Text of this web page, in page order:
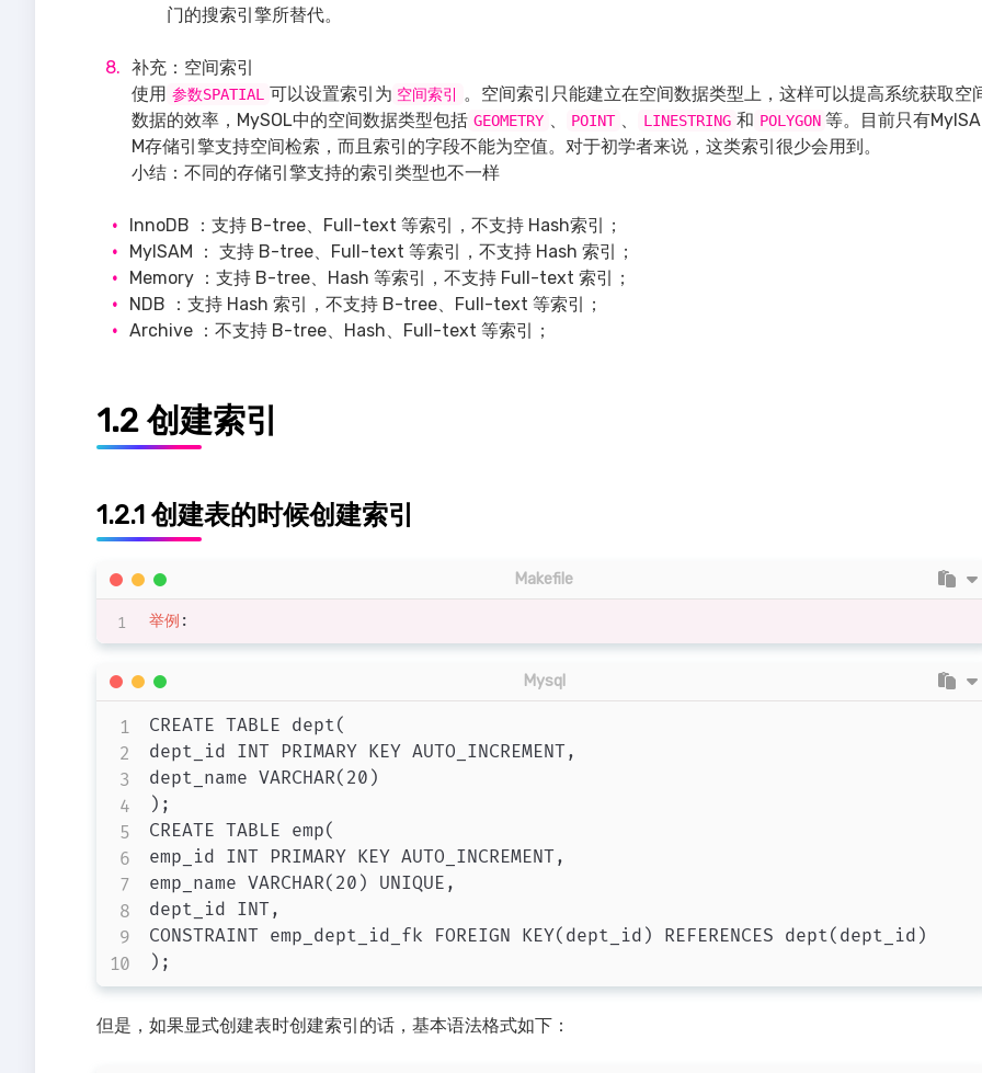
门的搜索引擎所替代。
补充：空间索引
使用 参数SPATIAL 可以设置索引为 空间索引
。空间索引只能建立在空间数据类型上，这样可以提高系统获取空
数据的效率，MySOL中的空间数据类型包括 GEOMETRY 、 POINT 、 LINESTRING 和 POLYGON 等。目前只有MyISA
M存储引擎支持空间检索，而且索引的字段不能为空值。对于初学者来说，这类索引很少会用到。
小结：不同的存储引擎支持的索引类型也不一样
InnoDB ：支持 B-tree、Full-text 等索引，不支持 Hash索引；
MyISAM ： 支持 B-tree、Full-text 等索引，不支持 Hash 索引；
Memory ：支持 B-tree、Hash 等索引，不支持 Full-text 索引；
NDB ：支持 Hash 索引，不支持 B-tree、Full-text 等索引；
Archive ：不支持 B-tree、Hash、Full-text 等索引；
1.2 创建索引
1.2.1 创建表的时候创建索引
举例 :
Makefile
CREATE TABLE dept(
dept_id INT PRIMARY KEY AUTO_INCREMENT,
dept_name VARCHAR(20)
);
CREATE TABLE emp(
emp_id INT PRIMARY KEY AUTO_INCREMENT,
emp_name VARCHAR(20) UNIQUE,
dept_id INT,
CONSTRAINT emp_dept_id_fk FOREIGN KEY(dept_id) REFERENCES dept(dept_id)
Mysql
但是，如果显式创建表时创建索引的话，基本语法格式如下：